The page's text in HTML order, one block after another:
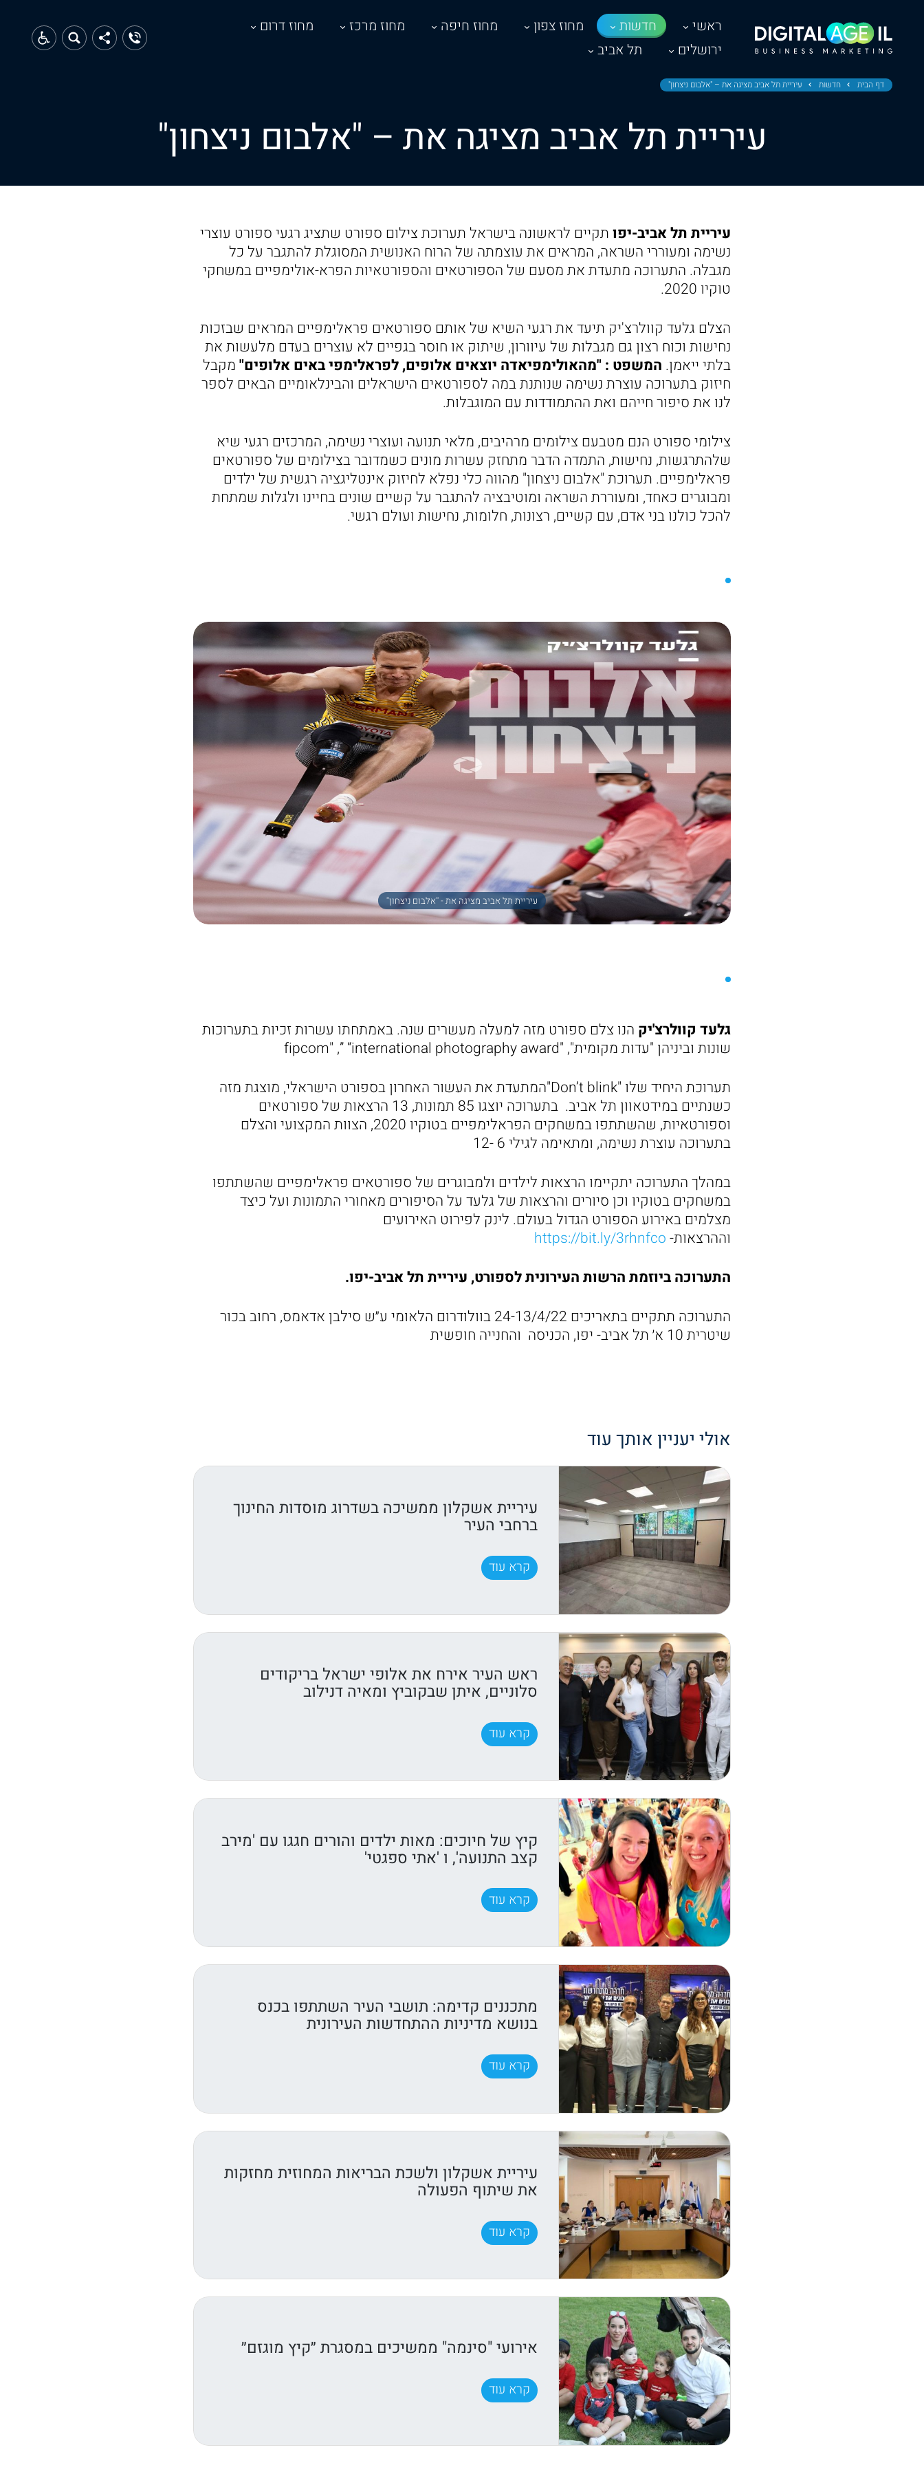
ראשי חדשות מחוז צפון מחוז חיפה מחוז מרכז
מחוז דרום
ירושלים
תל אביב
דף הבית חדשות עיריית תל אביב מציגה את – "אלבום ניצחון"
עיריית תל אביב מציגה את – "אלבום ניצחון"
עיריית תל אביב-יפותקיים לראשונה בישראל תערוכת צילום ספורט שתציג רגעי ספורט עוצרי
נשימה ומעוררי השראה, המראים את עוצמתה של הרוח האנושית המסוגלת להתגבר על כל
מגבלה. התערוכה מתעדת את מסעם של הספורטאים והספורטאיות הפרא-אולימפיים במשחקי
טוקיו 2020.
הצלם גלעד קוולרצ'יק תיעד את רגעי השיא של אותם ספורטאים פראלימפיים המראים שבזכות
נחישות וכוח רצון גם מגבלות של עיוורון, שיתוק או חוסר בגפיים לא עוצרים בעדם מלעשות את
בלתי ייאמן. המשפט :"מהאולימפיאדה יוצאים אלופים, לפראלימפי באים אלופים"מקבל
חיזוק בתערוכה עוצרת נשימה שנותנת במה לספורטאים הישראלים והבינלאומיים הבאים לספר
לנו את סיפור חייהם ואת ההתמודדות עם המוגבלות.
צילומי ספורט הנם מטבעם צילומים מרהיבים, מלאי תנועה ועוצרי נשימה, המרכזים רגעי שיא
שלהתרגשות, נחישות, התמדה הדבר מתחזק עשרות מונים כשמדובר בצילומים של ספורטאים
פראלימפיים. תערוכת "אלבום ניצחון" מהווה כלי נפלא לחיזוק אינטליגציה רגשית של ילדים
ומבוגרים כאחד, ומעוררת השראה ומוטיבציה להתגבר על קשיים שונים בחיינו ולגלות שמתחת
להכל כולנו בני אדם, עם קשיים, רצונות, חלומות, נחישות ועולם רגשי.
עיריית תל אביב מציגה את - ''אלבום ניצחון''
גלעד קוולרצ'יק הנו צלם ספורט מזה למעלה מעשרים שנה. באמתחתו עשרות זכיות בתערוכות
שונות וביניהן "עדות מקומית", "fipcom" ,” “international photography award
תערוכת היחיד שלו "Don’t blink"המתעדת את העשור האחרון בספורט הישראלי, מוצגת מזה
כשנתיים במידטאוון תל אביב. בתערוכה יוצגו 85 תמונות, 13 הרצאות של ספורטאים
וספורטאיות, שהשתתפו במשחקים הפראלימפיים בטוקיו 2020, הצוות המקצועי והצלם
בתערוכה עוצרת נשימה, ומתאימה לגילי 6 -12
במהלך התערוכה יתקיימו הרצאות לילדים ולמבוגרים של ספורטאים פראלימפיים שהשתתפו
במשחקים בטוקיו וכן סיורים והרצאות של גלעד על הסיפורים מאחורי התמונות ועל כיצד
מצלמים באירוע הספורט הגדול בעולם. לינק לפירוט האירועים
וההרצאות-
התערוכה ביוזמת הרשות העירונית לספורט, עיריית תל אביב-יפו.
התערוכה תתקיים בתאריכים 24-13/4/22 בוולודרום הלאומי ע״ש סילבן אדאמס, רחוב בכור
שיטרית 10 א׳ תל אביב- יפו, הכניסה והחנייה חופשית
אולי יעניין אותך עוד
עיריית אשקלון ממשיכה בשדרוג מוסדות החינוך
ברחבי העיר
קרא עוד
ראש העיר אירח את אלופי ישראל בריקודים
סלוניים, איתן שבקוביץ ומאיה דנילוב
קרא עוד
קיץ של חיוכים: מאות ילדים והורים חגגו עם 'מירב
קצב התנועה', ו 'אתי ספגטי'
קרא עוד
מתכננים קדימה: תושבי העיר השתתפו בכנס
בנושא מדיניות ההתחדשות העירונית
קרא עוד
עיריית אשקלון ולשכת הבריאות המחוזית מחזקות
את שיתוף הפעולה
קרא עוד
אירועי "סינמה" ממשיכים במסגרת ״קיץ מוגזם״
קרא עוד